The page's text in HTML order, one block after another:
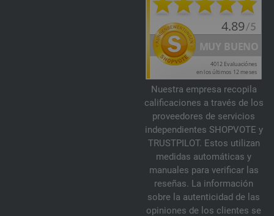
Nuestra empresa recopila
calificaciones a través de los
proveedores de servicios
independientes SHOPVOTE y
TRUSTPILOT. Estos utilizan
medidas automáticas y
manuales para verificar las
reseñas. La información
sobre la autenticidad de las
opiniones de los clientes se